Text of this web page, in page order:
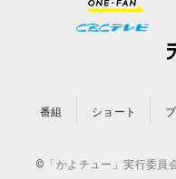
番組 ショート
©「かよチュー」実行委員